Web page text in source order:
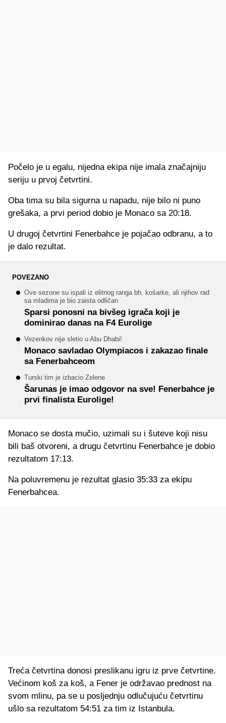
Počelo je u egalu, nijedna ekipa nije imala značajniju
seriju u prvoj četvrtini.
Oba tima su bila sigurna u napadu, nije bilo ni puno
grešaka, a prvi period dobio je Monaco sa 20:18.
U drugoj četvrtini Fenerbahce je pojačao odbranu, a to
je dalo rezultat.
POVEZANO
Ove sezone su ispali iz elitnog ranga bh. košarke, ali njihov rad
sa mladima je bio zaista odličan
Sparsi ponosni na bivšeg igrača koji je
dominirao danas na F4 Eurolige
Vezenkov nije sletio u Abu Dhabi!
Monaco savladao Olympiacos i zakazao finale
sa Fenerbahceom
Turski tim je izbacio Zelene
Šarunas je imao odgovor na sve! Fenerbahce je
prvi finalista Eurolige!
Monaco se dosta mučio, uzimali su i šuteve koji nisu
bili baš otvoreni, a drugu četvrtinu Fenerbahce je dobio
rezultatom 17:13.
Na poluvremenu je rezultat glasio 35:33 za ekipu
Fenerbahcea.
Treća četvrtina donosi preslikanu igru iz prve četvrtine.
Većinom koš za koš, a Fener je održavao prednost na
svom mlinu, pa se u posljednju odlučujuću četvrtinu
ušlo sa rezultatom 54:51 za tim iz Istanbula.